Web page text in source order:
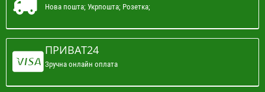
Нова пошта; Укрпошта; Розетка;
ПРИВАТ24
Зручна онлайн оплата